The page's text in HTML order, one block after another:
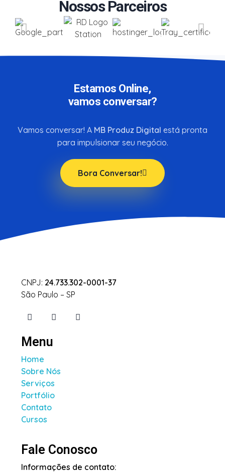
Nossos Parceiros
Estamos Online,
vamos conversar?
Vamos conversar! A MB Produz Digital está pronta
para impulsionar seu negócio.
Bora Conversar!
CNPJ: 24.733.302-0001-37
São Paulo – SP
Menu
Home
Sobre Nós
Serviços
Portfólio
Contato
Cursos
Fale Conosco
Informações de contato: